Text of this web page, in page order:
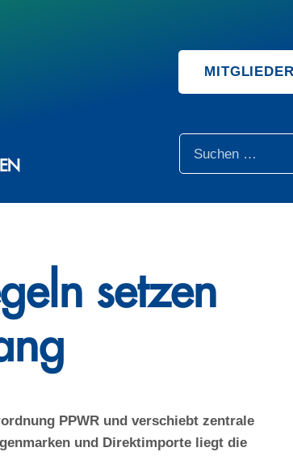
setzen
PPWR und verschiebt zentrale
und Direktimporte liegt die